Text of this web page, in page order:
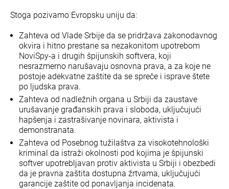
Stoga pozivamo Evropsku uniju da:
Zahteva od Vlade Srbije da se pridržava zakonodavnog
okvira i hitno prestane sa nezakonitom upotrebom
NoviSpy-a i drugih špijunskih softvera, koji
nesrazmerno narušavaju osnovna prava, a za koje ne
postoje adekvatne zaštite da se spreče i isprave štete
po ljudska prava.
Zahteva od nadležnih organa u Srbiji da zaustave
urušavanje građanskih prava i sloboda, uključujući
hapšenja i zastrašivanje novinara, aktivista i
demonstranata.
Zahteva od Posebnog tužilaštva za visokotehnološki
kriminal da istraži okolnosti pod kojima je špijunski
softver upotrebljavan protiv aktivista u Srbiji i obezbedi
da je pravna zaštita dostupna žrtvama, uključujući
garancije zaštite od ponavljanja incidenata.